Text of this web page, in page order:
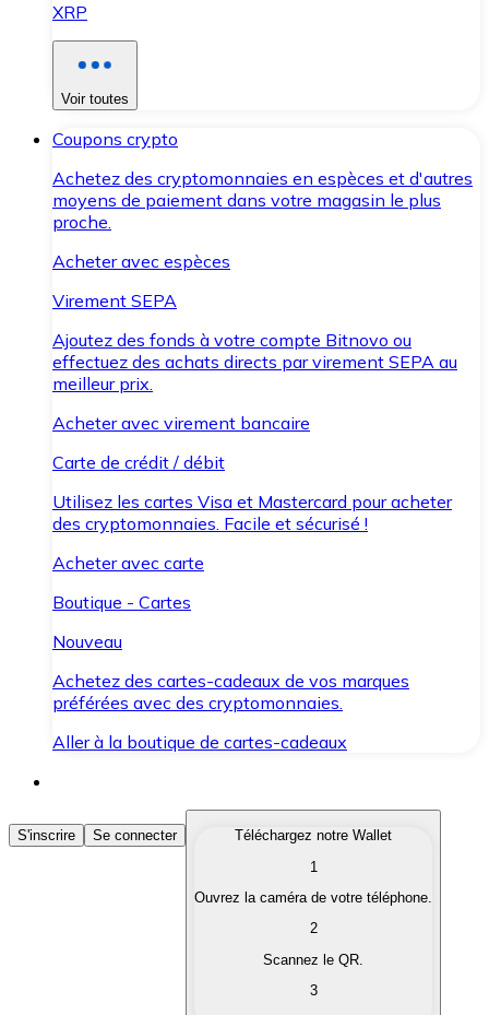
XRP
Voir toutes
Coupons crypto
Achetez des cryptomonnaies en espèces et d'autres
moyens de paiement dans votre magasin le plus
proche.
Acheter avec espèces
Virement SEPA
Ajoutez des fonds à votre compte Bitnovo ou
effectuez des achats directs par virement SEPA au
meilleur prix.
Acheter avec virement bancaire
Carte de crédit / débit
Utilisez les cartes Visa et Mastercard pour acheter
des cryptomonnaies. Facile et sécurisé !
Acheter avec carte
Boutique - Cartes
Nouveau
Achetez des cartes-cadeaux de vos marques
préférées avec des cryptomonnaies.
Aller à la boutique de cartes-cadeaux
Acheter des Cryptomonnaies
Achetez les cryptomonnaies qui vous intéressent
Convertissez vos cryptomonnaies en monnaie
S'inscrire Se connecter
Téléchargez notre Wallet
1
Ouvrez la caméra de votre téléphone.
2
Scannez le QR.
3